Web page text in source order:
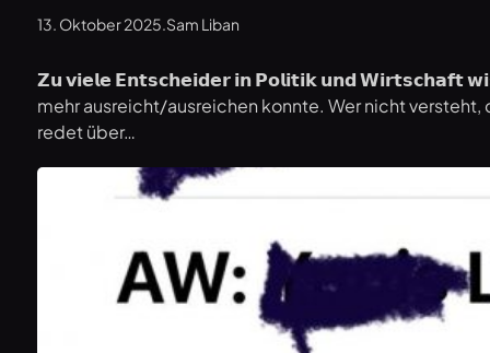
13. Oktober 2025.Sam Liban
𝗭𝘂 𝘃𝗶𝗲𝗹𝗲 𝗘𝗻𝘁𝘀𝗰𝗵𝗲𝗶𝗱𝗲𝗿 𝗶𝗻 𝗣𝗼𝗹𝗶𝘁𝗶𝗸 𝘂𝗻𝗱
mehr ausreicht/ausreichen konnte. Wer nicht
redet über…